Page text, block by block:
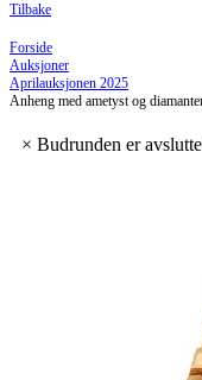
Tilbake
Forside
Auksjoner
Aprilauksjonen 2025
Anheng med ametyst og
× Budrunden er